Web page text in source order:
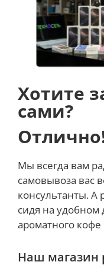
В iPhone 15 Pro
предыдущих
боковой грани
ее, пользователи
Хотите
сами?
Мы всегда вам
самовывоза вас
консультанты. А
сидя на
ароматного кофе
Наш магазин